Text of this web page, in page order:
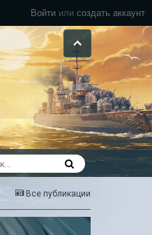
Войти или создать аккаунт
Все публикации